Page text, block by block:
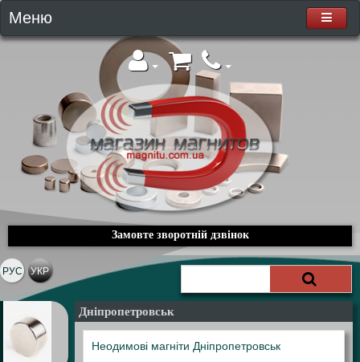
Меню
Замовте зворотній дзвінок
РУС УКР
Дніпропетровськ
Неодимові магніти Дніпропетровськ